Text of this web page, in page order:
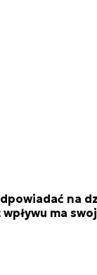
na
ma